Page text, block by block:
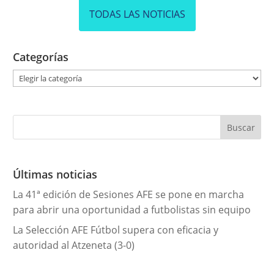
TODAS LAS NOTICIAS
Categorías
a
g
r
a
s
Últimas noticias
La 41ª edición de Sesiones AFE se pone en marcha
para abrir una oportunidad a futbolistas sin equipo
La Selección AFE Fútbol supera con eficacia y
autoridad al Atzeneta (3-0)